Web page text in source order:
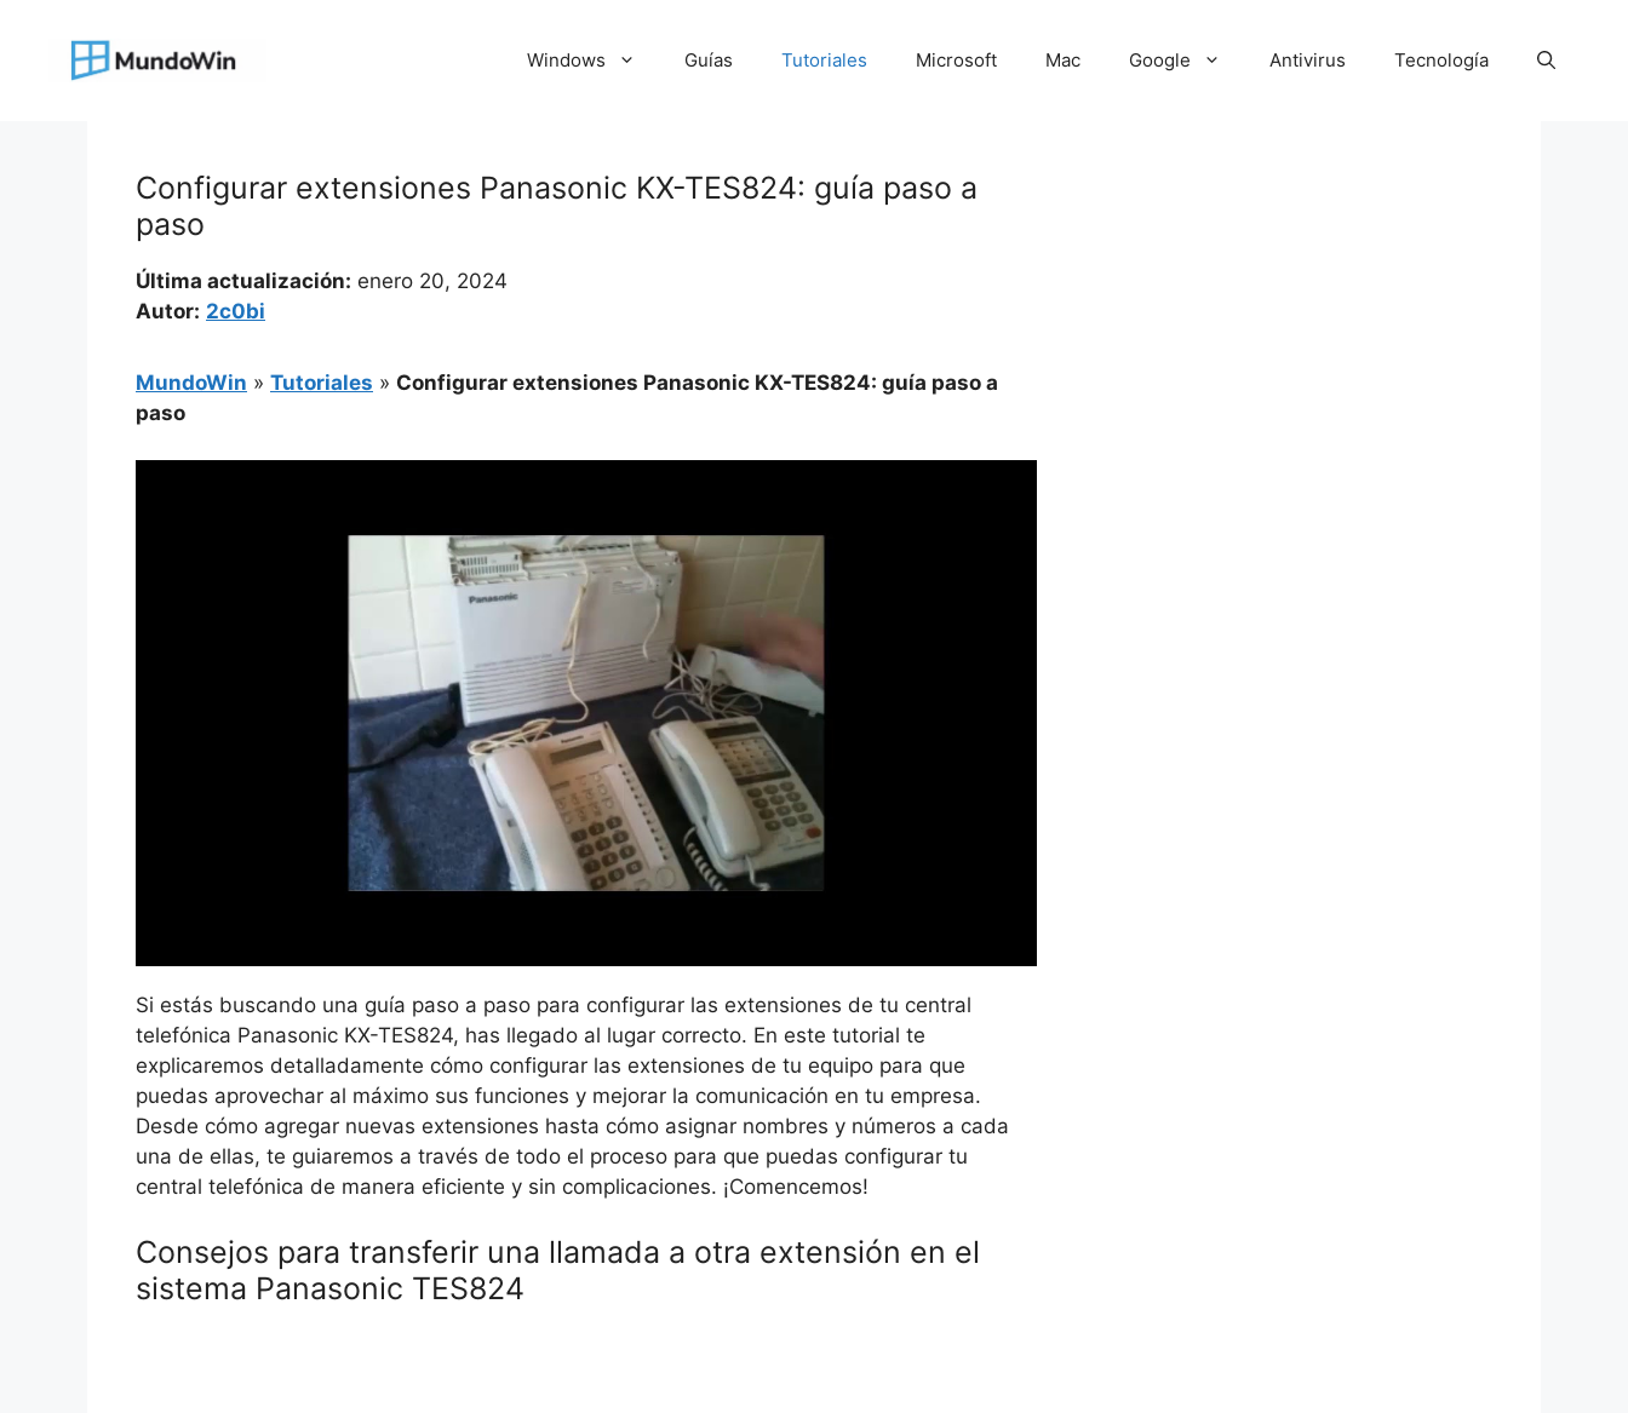
contenido
Windows Guías Tutoriales Microsoft Mac Google Antivirus Tecnología
Configurar extensiones Panasonic KX-TES824: guía paso a
paso
Última actualización: enero 20, 2024
Autor: 2c0bi
MundoWin » Tutoriales » Configurar extensiones Panasonic KX-TES824: guía paso a
paso
Si estás buscando una guía paso a paso para configurar las extensiones de tu central
telefónica Panasonic KX-TES824, has llegado al lugar correcto. En este tutorial te
explicaremos detalladamente cómo configurar las extensiones de tu equipo para que
puedas aprovechar al máximo sus funciones y mejorar la comunicación en tu empresa.
Desde cómo agregar nuevas extensiones hasta cómo asignar nombres y números a cada
una de ellas, te guiaremos a través de todo el proceso para que puedas configurar tu
central telefónica de manera eficiente y sin complicaciones. ¡Comencemos!
Consejos para transferir una llamada a otra extensión en el
sistema Panasonic TES824